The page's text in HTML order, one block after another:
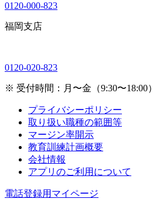
0120-000-823
福岡支店
0120-020-823
※ 受付時間：月〜金（9:30〜18:00）
プライバシーポリシー
取り扱い職種の範囲等
マージン率開示
教育訓練計画概要
会社情報
アプリのご利用について
電話登録用マイページ